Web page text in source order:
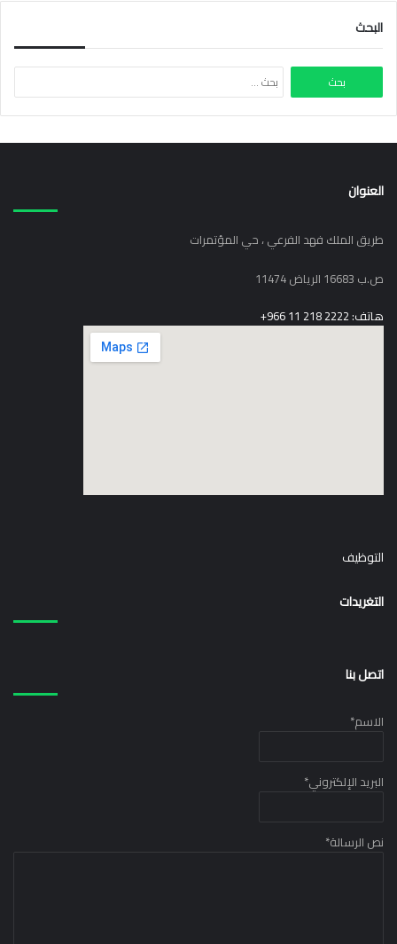
البحث
البحث
عن:
العنوان
طريق الملك فهد الفرعي ، حي المؤتمرات
ص.ب 16683 الرياض 11474
هاتف: 2222 218 11 966+
التوظيف
التغريدات
اتصل بنا
الاسم*
البريد الإلكتروني*
نص الرسالة*